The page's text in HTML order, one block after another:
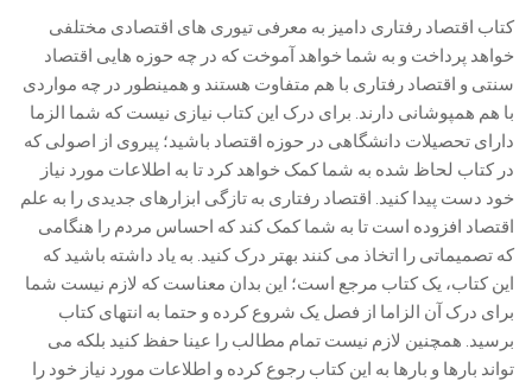
کتاب اقتصاد رفتاری دامیز به معرفی تيوری های اقتصادی مختلفی
خواهد پرداخت و به شما خواهد آموخت که در چه حوزه هایی اقتصاد
سنتی و اقتصاد رفتاری با هم متفاوت هستند و همینطور در چه مواردی
با هم همپوشانی دارند. برای درک این کتاب نیازی نیست که شما الزما
دارای تحصیلات دانشگاهی در حوزه اقتصاد باشید؛ پیروی از اصولی که
در کتاب لحاظ شده به شما کمک خواهد کرد تا به اطلاعات مورد نیاز
خود دست پیدا کنید. اقتصاد رفتاری به تازگی ابزارهای جدیدی را به علم
اقتصاد افزوده است تا به شما کمک کند که احساس مردم را هنگامی
که تصمیماتی را اتخاذ می کنند بهتر درک کنید. به یاد داشته باشید که
این کتاب، یک کتاب مرجع است؛ این بدان معناست که لازم نیست شما
برای درک آن الزاما از فصل یک شروع کرده و حتما به انتهای کتاب
برسید. همچنین لازم نیست تمام مطالب را عینا حفظ کنید بلکه می
تواند بارها و بارها به این کتاب رجوع کرده و اطلاعات مورد نیاز خود را